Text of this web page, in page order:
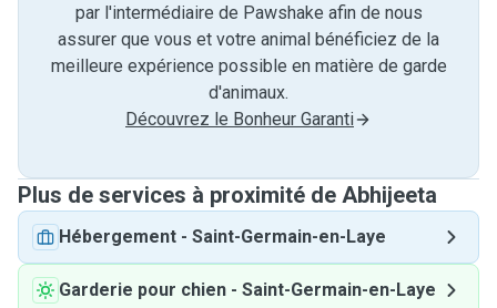
par l'intermédiaire de Pawshake afin de nous
assurer que vous et votre animal bénéficiez de la
meilleure expérience possible en matière de garde
d'animaux.
Découvrez le Bonheur Garanti
Plus de services à proximité de Abhijeeta
Hébergement - Saint-Germain-en-Laye
Garderie pour chien - Saint-Germain-en-Laye